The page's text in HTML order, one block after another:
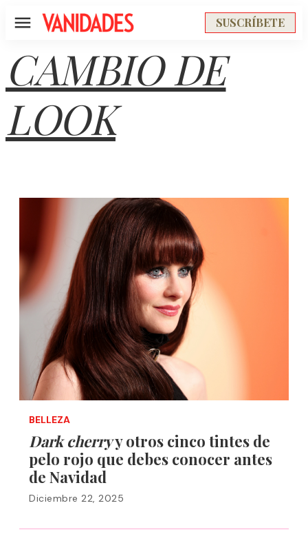
Menú SUSCRÍBETE
CAMBIO DE
LOOK
BELLEZA
Dark cherryy otros cinco tintes de
pelo rojo que debes conocer antes
de Navidad
Diciembre 22, 2025